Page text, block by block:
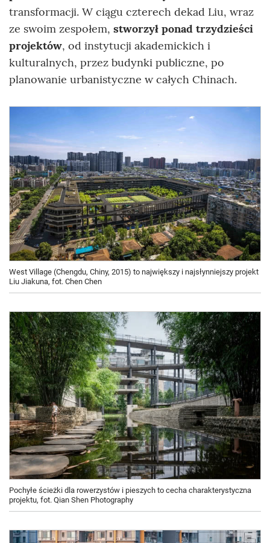
transformacji. W ciągu czterech dekad Liu, wraz
ze swoim zespołem, stworzył ponad trzydzieści
projektów, od instytucji akademickich i
kulturalnych, przez budynki publiczne, po
planowanie urbanistyczne w całych Chinach.
West Village (Chengdu, Chiny, 2015) to największy i najsłynniejszy projekt
Liu Jiakuna, fot. Chen Chen
Pochyłe ścieżki dla rowerzystów i pieszych to cecha charakterystyczna
projektu, fot. Qian Shen Photography